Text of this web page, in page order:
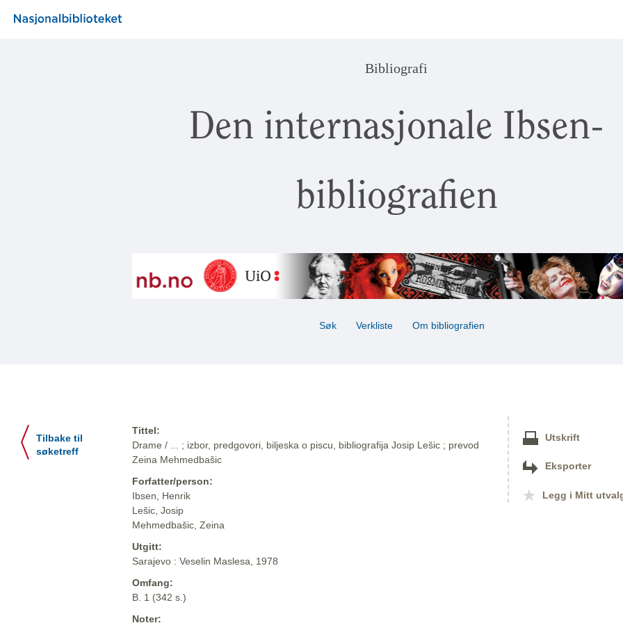
Bibliografi
Den internasjonale Ibsen-
bibliografien
Søk Verkliste Om bibliografien
Tilbake til
søketreff
Tittel:
Drame / ... ; izbor, predgovori, biljeska o piscu, bibliografija Josip Lešic ; prevod
Zeina Mehmedbašic
Forfatter/person:
Ibsen, Henrik
Lešic, Josip
Mehmedbašic, Zeina
Utgitt:
Sarajevo : Veselin Maslesa, 1978
Omfang:
B. 1 (342 s.)
Noter:
Utskrift
Eksporter
Legg i Mitt